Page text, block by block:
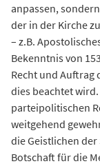
anpassen,
der in der Kirche
– z.B.
Bekenntnis von
Recht und Auftrag
dies beachtet
parteipolitischen
weitgehend
die Geistlichen
Botschaft für die